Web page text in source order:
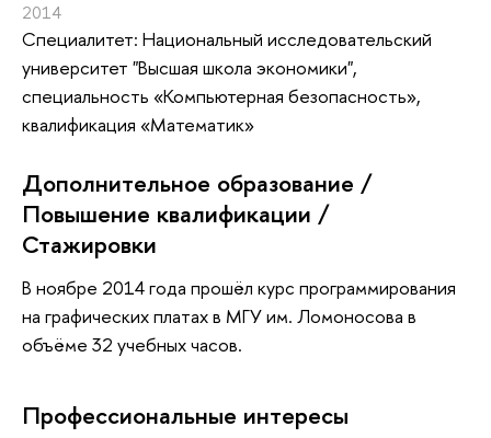
2014
Специалитет: Национальный исследовательский
университет "Высшая школа экономики",
специальность «Компьютерная безопасность»,
квалификация «Математик»
Дополнительное образование /
Повышение квалификации /
Стажировки
В ноябре 2014 года прошёл курс программирования
на графических платах в МГУ им. Ломоносова в
объёме 32 учебных часов.
Профессиональные интересы